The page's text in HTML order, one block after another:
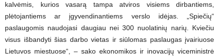
kalvėmis, kurios vasarą tampa atviros visiems dirbantiems,
plėtojantiems ar įgyvendinantiems verslo idėjas. „Spiečių“
paslaugomis naudojasi daugiau nei 300 nuolatinių narių. Kviečiu
visus išbandyti šias darbo vietas ir siūlomas paslaugas įvairiuose
Lietuvos miestuose“, – sako ekonomikos ir inovacijų viceministrė